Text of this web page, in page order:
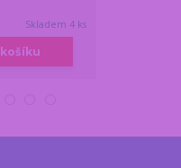
Skladem 4 ks